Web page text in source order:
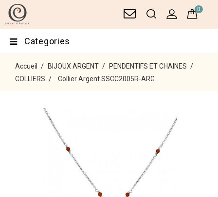
0
Categories
Accueil BIJOUX ARGENT
PENDENTIFS ET CHAINES
COLLIERS
Collier Argent SSCC2005R-ARG